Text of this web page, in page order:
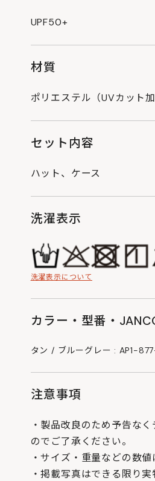
UPF50+
材質
ポリエステル（UVカット加
セット内容
ハット、ケース
洗濯表示
洗濯表示について
カラー・型番・
タン / ブルーグレー : AP1-
注意事項
・製品改良のため予告な
のでご了承ください。
・サイズ・重量などの数
・掲載写真はできる限り